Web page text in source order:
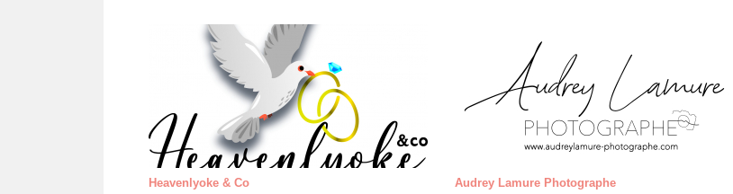
Heavenlyoke & Co
Audrey Lamure Photographe